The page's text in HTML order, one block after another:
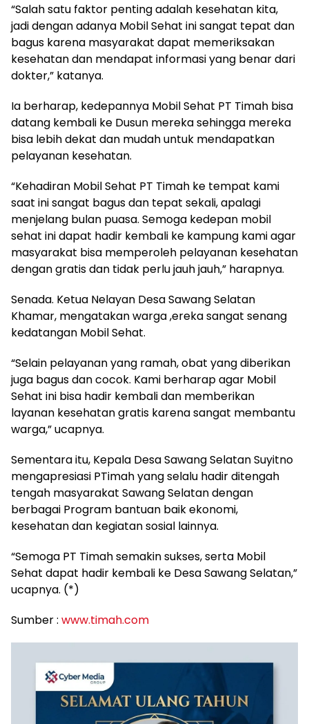
“Salah satu faktor penting adalah kesehatan kita,
jadi dengan adanya Mobil Sehat ini sangat tepat dan
bagus karena masyarakat dapat memeriksakan
kesehatan dan mendapat informasi yang benar dari
dokter,” katanya.
Ia berharap, kedepannya Mobil Sehat PT Timah bisa
datang kembali ke Dusun mereka sehingga mereka
bisa lebih dekat dan mudah untuk mendapatkan
pelayanan kesehatan.
“Kehadiran Mobil Sehat PT Timah ke tempat kami
saat ini sangat bagus dan tepat sekali, apalagi
menjelang bulan puasa. Semoga kedepan mobil
sehat ini dapat hadir kembali ke kampung kami agar
masyarakat bisa memperoleh pelayanan kesehatan
dengan gratis dan tidak perlu jauh jauh,” harapnya.
Senada. Ketua Nelayan Desa Sawang Selatan
Khamar, mengatakan warga ,ereka sangat senang
kedatangan Mobil Sehat.
“Selain pelayanan yang ramah, obat yang diberikan
juga bagus dan cocok. Kami berharap agar Mobil
Sehat ini bisa hadir kembali dan memberikan
layanan kesehatan gratis karena sangat membantu
warga,” ucapnya.
Sementara itu, Kepala Desa Sawang Selatan Suyitno
mengapresiasi PTimah yang selalu hadir ditengah
tengah masyarakat Sawang Selatan dengan
berbagai Program bantuan baik ekonomi,
kesehatan dan kegiatan sosial lainnya.
“Semoga PT Timah semakin sukses, serta Mobil
Sehat dapat hadir kembali ke Desa Sawang Selatan,”
ucapnya. (*)
Sumber : www.timah.com